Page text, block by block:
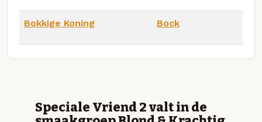
Bokkige Koning Bock
Speciale Vriend 2 valt in de